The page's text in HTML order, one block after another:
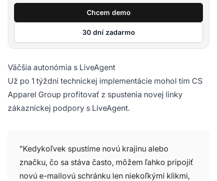
Chcem demo
30 dní zadarmo
Väčšia autonómia s LiveAgent
Už po 1 týždni technickej implementácie mohol tím CS
Apparel Group profitovať z spustenia novej linky
zákazníckej podpory s LiveAgent.
"Kedykoľvek spustíme novú krajinu alebo
značku, čo sa stáva často, môžem ľahko pripojiť
novú e-mailovú schránku len niekoľkými klikmi,